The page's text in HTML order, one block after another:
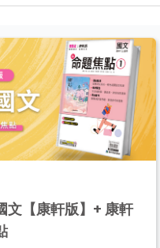
文【康軒版】+ 康軒